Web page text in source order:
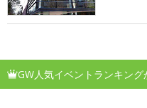
GW人気イベントランキング